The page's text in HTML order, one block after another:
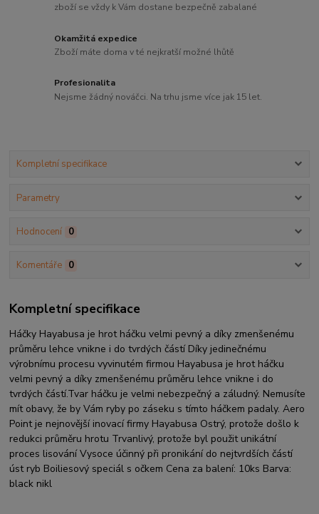
zboží se vždy k Vám dostane bezpečně zabalané
Okamžitá expedice
Zboží máte doma v té nejkratší možné lhůtě
Profesionalita
Nejsme žádný nováčci. Na trhu jsme více jak 15 let.
Kompletní specifikace
Parametry
Hodnocení 0
Komentáře 0
Kompletní specifikace
Háčky Hayabusa je hrot háčku velmi pevný a díky zmenšenému
průměru lehce vnikne i do tvrdých částí Díky jedinečnému
výrobnímu procesu vyvinutém firmou Hayabusa je hrot háčku
velmi pevný a díky zmenšenému průměru lehce vnikne i do
tvrdých částí.Tvar háčku je velmi nebezpečný a záludný. Nemusíte
mít obavy, že by Vám ryby po záseku s tímto háčkem padaly. Aero
Point je nejnovější inovací firmy Hayabusa Ostrý, protože došlo k
redukci průměru hrotu Trvanlivý, protože byl použit unikátní
proces lisování Vysoce účinný při pronikání do nejtvrdších částí
úst ryb Boiliesový speciál s očkem Cena za balení: 10ks Barva:
black nikl